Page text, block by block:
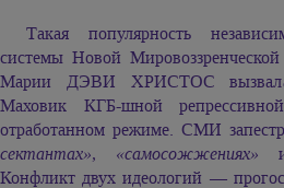
Такая популярность
системы Новой
Марии ДЭВИ ХРИСТОС вызвала
Маховик КГБ-шной
отработанном режиме. СМИ
сектантах», «самосожжениях»
Конфликт двух идеологий —